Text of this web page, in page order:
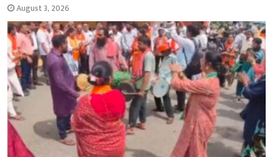
August 3, 2026